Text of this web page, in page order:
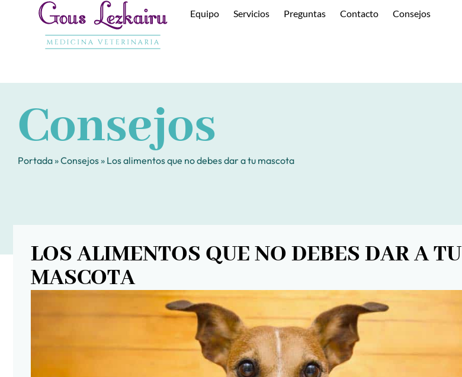
contenido
Equipo Servicios Preguntas Contacto Consejos
Consejos
Portada»Consejos» Los alimentos que no debes dar a tu mascota
LOS ALIMENTOS QUE NO DEBES DAR A TU
MASCOTA